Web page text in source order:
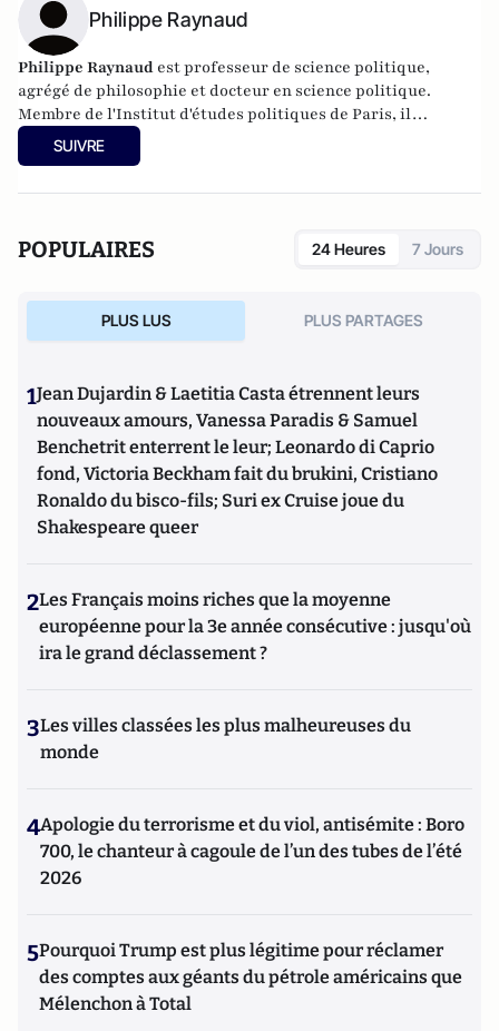
Philippe Raynaud
Philippe Raynaud est professeur de science politique,
agrégé de philosophie et docteur en science politique.
Membre de l'Institut d'études politiques de Paris, il
enseigne à l'université de Paris-II Panthéon-Assas. Il a
publié de nombreux ouvrages et articles concernant en
SUIVRE
POPULAIRES 24 Heures 7 Jours
PLUS LUS PLUS PARTAGES
1Jean Dujardin & Laetitia Casta étrennent leurs
nouveaux amours, Vanessa Paradis & Samuel
Benchetrit enterrent le leur; Leonardo di Caprio
fond, Victoria Beckham fait du brukini, Cristiano
Ronaldo du bisco-fils; Suri ex Cruise joue du
Shakespeare queer
2Les Français moins riches que la moyenne
européenne pour la 3e année consécutive : jusqu'où
ira le grand déclassement ?
3Les villes classées les plus malheureuses du
monde
4Apologie du terrorisme et du viol, antisémite : Boro
700, le chanteur à cagoule de l’un des tubes de l’été
2026
5Pourquoi Trump est plus légitime pour réclamer
des comptes aux géants du pétrole américains que
Mélenchon à Total